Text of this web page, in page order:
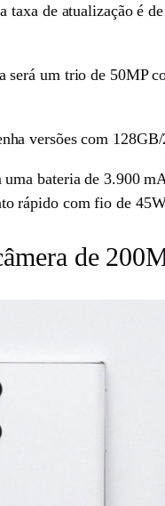
de atualização é
um trio de 50MP
versões com
bateria de 3.900
rápido com fio de
de